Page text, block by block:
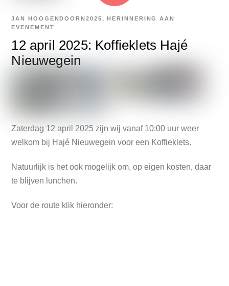
12 april 2025: Koffieklets Hajé
Nieuwegein
JAN HOOGENDOORN2025,HERINNERING AAN
EVENEMENT
Zaterdag 12 april 2025 zijn wij vanaf 10:00 uur weer
welkom bij Hajé Nieuwegein voor een Koffieklets.
Natuurlijk is het ook mogelijk om, op eigen kosten, daar
te blijven lunchen.
Voor de route klik hieronder: